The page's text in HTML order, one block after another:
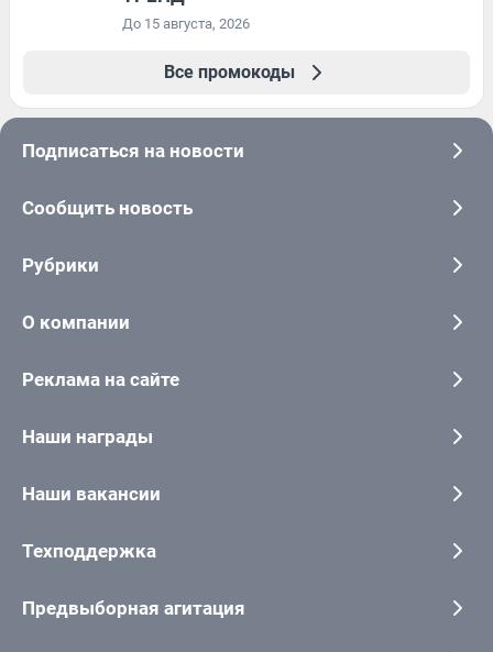
До 15 августа, 2026
Все промокоды
Подписаться на новости
Сообщить новость
Рубрики
О компании
Реклама на сайте
Наши награды
Наши вакансии
Техподдержка
Предвыборная агитация